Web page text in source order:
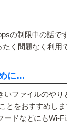
の制限中の話で
く問題なく利用
に…
いファイルのやり
とをおすすめしま
ードなどにもWi-